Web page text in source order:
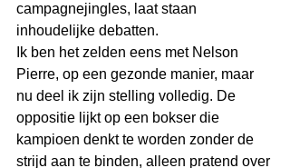
campagnejingles, laat staan
inhoudelijke debatten.
Ik ben het zelden eens met Nelson
Pierre, op een gezonde manier, maar
nu deel ik zijn stelling volledig. De
oppositie lijkt op een bokser die
kampioen denkt te worden zonder de
strijd aan te binden, alleen pratend over